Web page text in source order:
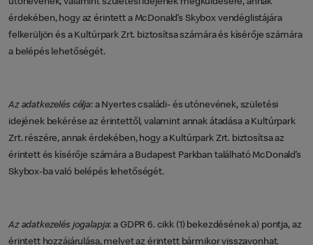
utónevének, valamint születési idejének megküldésére, annak
érdekében, hogy az érintett a McDonald’s Skybox vendéglistájára
felkerüljön és a Kultúrpark Zrt. biztosítsa számára és kísérője számára
a belépés lehetőségét.
Az adatkezelés célja: a Nyertes családi- és utónevének, születési
idejének bekérése az érintettől, valamint annak átadása a Kultúrpark
Zrt. részére, annak érdekében, hogy a Kultúrpark Zrt. biztosítsa az
érintett és kísérője számára a Budapest Parkban található McDonald’s
Skybox-ba való belépés lehetőségét.
Az adatkezelés jogalapja: a GDPR 6. cikk (1) bekezdésének a) pontja, az
érintett hozzájárulása, melyet az érintett bármikor visszavonhat.